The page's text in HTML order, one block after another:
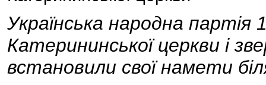
Українська народна партія
Катерининської церкви і
встановили свої намети